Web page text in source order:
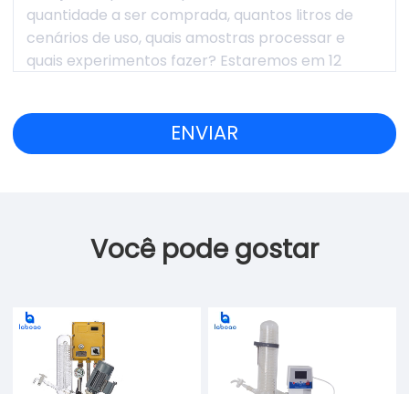
Você pode gostar